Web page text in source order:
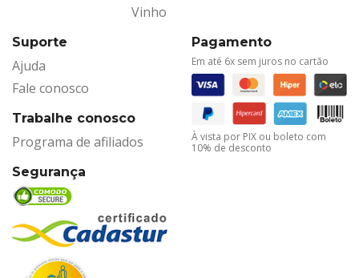
Vinho
Suporte
Ajuda
Fale conosco
Trabalhe conosco
Programa de afiliados
Segurança
Pagamento
Em até 6x sem juros no cartão
À vista por PIX ou boleto com
10% de desconto